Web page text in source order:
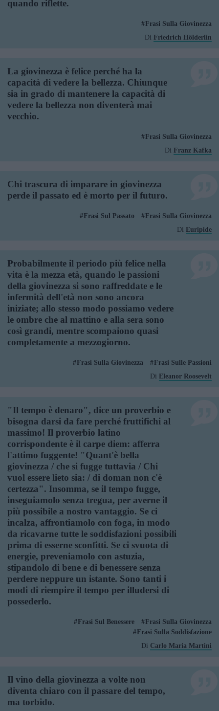
quando riflette.
Frasi Sulla Giovinezza
Di Friedrich Hölderlin
La giovinezza è felice perché ha la
capacità di vedere la bellezza. Chiunque
sia in grado di mantenere la capacità di
vedere la bellezza non diventerà mai
vecchio.
Frasi Sulla Giovinezza
Di Franz Kafka
Chi trascura di imparare in giovinezza
perde il passato ed è morto per il futuro.
Frasi Sul Passato
Frasi Sulla Giovinezza
Di Euripide
Probabilmente il periodo più felice nella
vita è la mezza età, quando le passioni
della giovinezza si sono raffreddate e le
infermità dell'età non sono ancora
iniziate; allo stesso modo possiamo vedere
le ombre che al mattino e alla sera sono
così grandi, mentre scompaiono quasi
completamente a mezzogiorno.
Frasi Sulla Giovinezza
Frasi Sulle Passioni
Di Eleanor Roosevelt
"Il tempo è denaro", dice un proverbio e
bisogna darsi da fare perché fruttifichi al
massimo! Il proverbio latino
corrispondente è il carpe diem: afferra
l'attimo fuggente! "Quant'è bella
giovinezza / che si fugge tuttavia / Chi
vuol essere lieto sia: / di doman non c'è
certezza". Insomma, se il tempo fugge,
inseguiamolo senza tregua, per averne il
più possibile a nostro vantaggio. Se ci
incalza, affrontiamolo con foga, in modo
da ricavarne tutte le soddisfazioni possibili
prima di esserne sconfitti. Se ci svuota di
energie, preveniamolo con astuzia,
stipandolo di bene e di benessere senza
perdere neppure un istante. Sono tanti i
modi di riempire il tempo per illudersi di
possederlo.
Frasi Sul Benessere
Frasi Sulla Giovinezza
Frasi Sulla Soddisfazione
Di Carlo Maria Martini
Il vino della giovinezza a volte non
diventa chiaro con il passare del tempo,
ma torbido.